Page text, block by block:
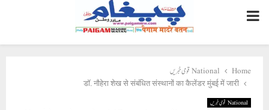
PRIMARY
MENU
Home
National قومی خبریں
डॉ. नौहेरा शेख से संबंधित संस्थानों का कैलेंडर मुंबई में जारी
National قومی خبریں